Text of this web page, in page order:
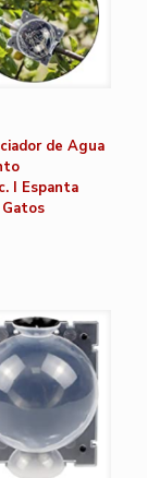
de Agua
I Espanta